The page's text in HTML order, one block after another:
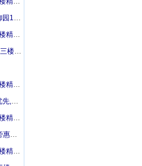
16000元/127平米/出租28中御园10层电梯洋房四楼套三家电家具齐全
37万/74平米/出售新兴二期一楼精装修燃气供暖拎包入住
9000元/84平米/出租安居一区三楼精装修家电家具齐全拎包入住
45万/88平米/出售龙福家园三楼精装修拎包入住
每天300-600元,按平方,瓦工优先,招一个能上农村平房房顶的喷涂工,要会开车
55万/90平米/出售书香门第二楼精装修位置好拎包入住
68万/100平米/出售墨河公园旁惠禾小区低楼层套三精装修送车库
66万/98平米/出售绿洲小区一楼精装修套三送地下室